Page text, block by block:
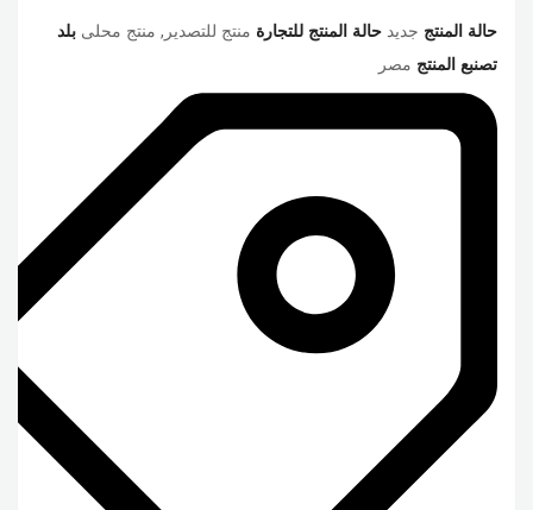
حالة المنتج جديد حالة المنتج للتجارة منتج للتصدير, منتج محلى بلد
تصنبع المنتج مصر